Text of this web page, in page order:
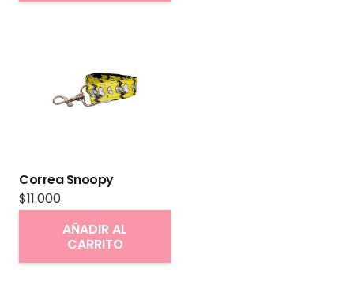
Correa Snoopy
$11.000
AÑADIR AL
CARRITO